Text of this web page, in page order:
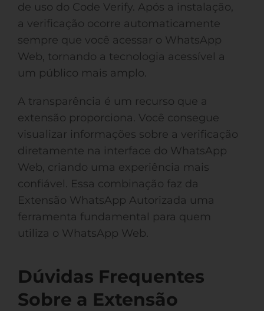
de uso do Code Verify. Após a instalação,
a verificação ocorre automaticamente
sempre que você acessar o WhatsApp
Web, tornando a tecnologia acessível a
um público mais amplo.
A transparência é um recurso que a
extensão proporciona. Você consegue
visualizar informações sobre a verificação
diretamente na interface do WhatsApp
Web, criando uma experiência mais
confiável. Essa combinação faz da
Extensão WhatsApp Autorizada uma
ferramenta fundamental para quem
utiliza o WhatsApp Web.
Dúvidas Frequentes
Sobre a Extensão